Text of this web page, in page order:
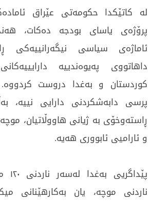
لە کاتێکدا حکومەتی عێراق
پرۆژەی یاسای بودجە دەکات،
ئاماژەی سیاسی نیگەرانییەکی
داهاتووی پەیوەندییە
کوردستان و بەغدا دروست کردووە.
پرسی دابەشکردنی دارایی نییە،
ڕاستەوخۆی بە ژیانی هاووڵاتیان،
و ئارامیی ئابووری هەیە.
ناردنی موچە، یان بەکارهێنانی